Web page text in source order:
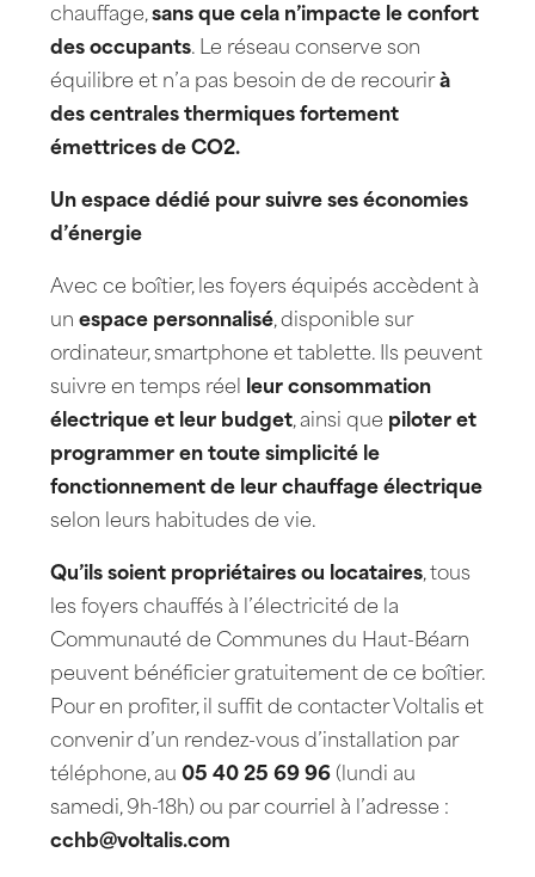
chauffage,sans que cela n’impacte le confort
des occupants. Le réseau conserve son
équilibre et n’a pas besoin de de recourirà
des centrales thermiques fortement
émettrices de CO2.
Un espace dédié pour suivre ses économies
d’énergie
Avec ce boîtier, les foyers équipés accèdent à
un espace personnalisé, disponible sur
ordinateur, smartphone et tablette. Ils peuvent
suivre en temps réel
leur consommation
électrique et leur budget, ainsi que piloter et
programmer en toute simplicité le
fonctionnement de leur chauffage électrique
selon leurs habitudes de vie.
Qu’ils soient propriétaires ou locataires, tous
les foyers chauffés à l’électricité de la
Communauté de Communes du Haut-Béarn
peuvent bénéficier gratuitement de ce boîtier.
Pour en profiter, il suffit de contacter Voltalis et
convenir d’un rendez-vous d’installation par
téléphone, au 05 40 25 69 96 (lundi au
samedi, 9h-18h) ou par courriel à l’adresse :
cchb@voltalis.com